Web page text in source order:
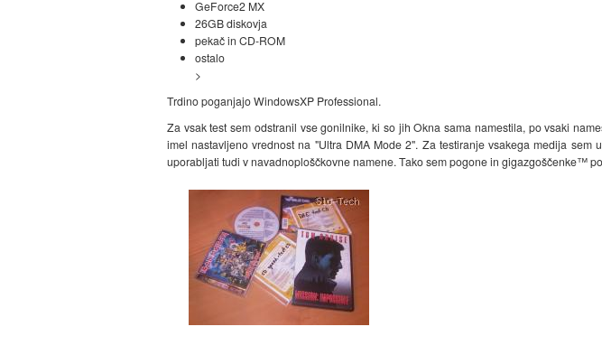
GeForce2 MX
26GB diskovja
pekač in CD-ROM
ostalo
>
Trdino poganjajo WindowsXP Professional.
Za vsak test sem odstranil vse gonilnike, ki so jih Okna sama namestila, po vsaki
imel nastavljeno vrednost na "Ultra DMA Mode 2". Za testiranje vsakega medija
uporabljati tudi v navadnoploščkovne namene. Tako sem pogone in gigazgoščenke™